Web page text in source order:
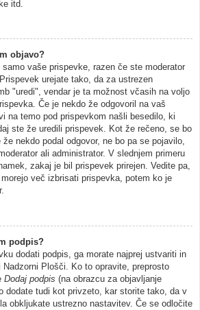
itd.
objavo?
samo vaše prispevke, razen če ste moderator
urejate tako, da za ustrezen
"uredi", vendar je ta možnost včasih na voljo
Če je nekdo že odgovoril na vaš
na temo pod prispevkom našli besedilo, ki
ste že uredili prispevek. Kot že rečeno, se bo
nekdo podal odgovor, ne bo pa se pojavilo,
ali administrator. V slednjem primeru
zakaj je bil prispevek prirejen. Vedite pa,
več izbrisati prispevka, potem ko je
podpis?
dodati podpis, ga morate najprej ustvariti in
Plošči. Ko to opravite, preprosto
Dodaj podpis (na obrazcu za objavljanje
dodate tudi kot privzeto, kar storite tako, da v
obkljukate ustrezno nastavitev. Če se odločite